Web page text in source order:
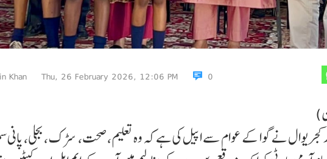
Khan Thu, 26 February 2026, 12:06 PM 0
کجریوال نے گوا کے عوام سے اپیل کی ہے کہ وہ تعلیم، صحت، سڑک ، بجلی، پانی